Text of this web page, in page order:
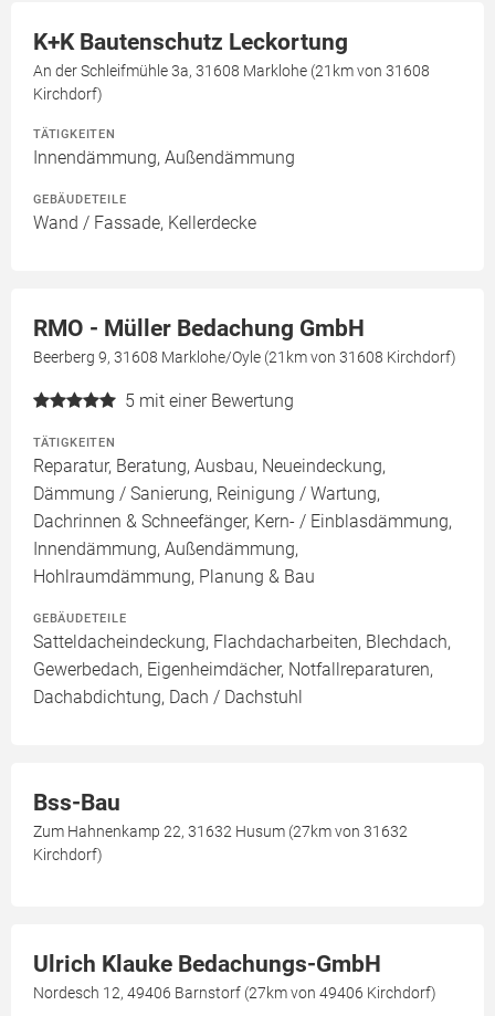
K+K Bautenschutz Leckortung
An der Schleifmühle 3a, 31608 Marklohe (21km von 31608
Kirchdorf)
TÄTIGKEITEN
Innendämmung, Außendämmung
GEBÄUDETEILE
Wand / Fassade, Kellerdecke
RMO - Müller Bedachung GmbH
Beerberg 9, 31608 Marklohe/Oyle (21km von 31608 Kirchdorf)
5 mit einer Bewertung
TÄTIGKEITEN
Reparatur, Beratung, Ausbau, Neueindeckung,
Dämmung / Sanierung, Reinigung / Wartung,
Dachrinnen & Schneefänger, Kern- / Einblasdämmung,
Innendämmung, Außendämmung,
Hohlraumdämmung, Planung & Bau
GEBÄUDETEILE
Satteldacheindeckung, Flachdacharbeiten, Blechdach,
Gewerbedach, Eigenheimdächer, Notfallreparaturen,
Dachabdichtung, Dach / Dachstuhl
Bss-Bau
Zum Hahnenkamp 22, 31632 Husum (27km von 31632
Kirchdorf)
Ulrich Klauke Bedachungs-GmbH
Nordesch 12, 49406 Barnstorf (27km von 49406 Kirchdorf)